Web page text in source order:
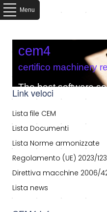
Menu
cem4
certifico machinery
The best software
Link veloci
Lista file CEM
Lista Documenti
Lista Norme armonizzate
Regolamento (UE) 2023/
Direttiva macchine 2006/
Lista news